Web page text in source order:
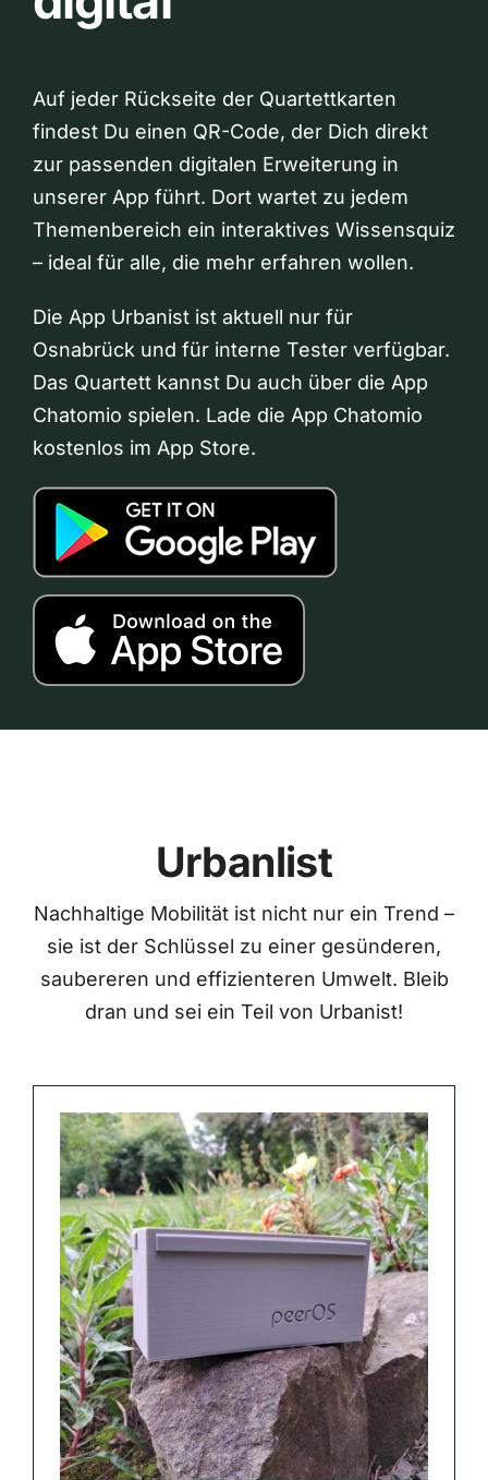
Auf jeder Rückseite der Quartettkarten
findest Du einen QR-Code, der Dich direkt
zur passenden digitalen Erweiterung in
unserer App führt. Dort wartet zu jedem
Themenbereich ein interaktives Wissensquiz
– ideal für alle, die mehr erfahren wollen.
Die App Urbanist ist aktuell nur für
Osnabrück und für interne Tester verfügbar.
Das Quartett kannst Du auch über die App
Chatomio spielen. Lade die App Chatomio
kostenlos im App Store.
Urbanlist
Nachhaltige Mobilität ist nicht nur ein Trend –
sie ist der Schlüssel zu einer gesünderen,
saubereren und effizienteren Umwelt. Bleib
dran und sei ein Teil von Urbanist!